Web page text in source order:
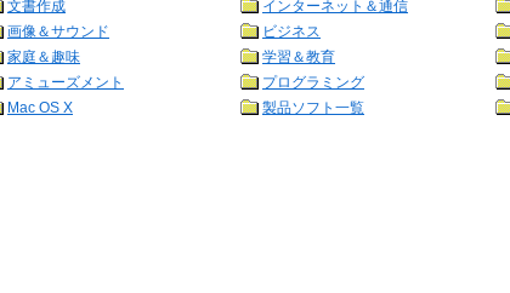
文書作成
インターネット＆通信
画像＆サウンド
ビジネス
家庭＆趣味
学習＆教育
アミューズメント
プログラミング
Mac OS X
製品ソフト一覧